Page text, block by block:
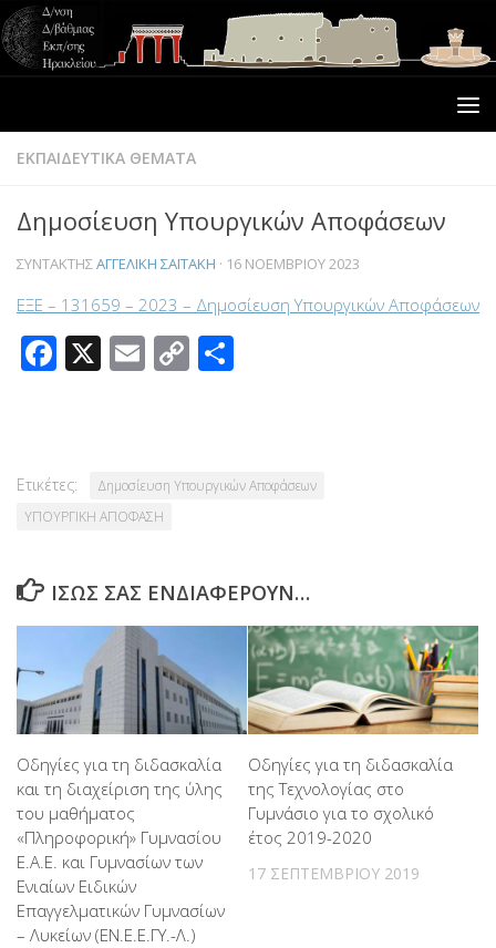
ΕΚΠΑΙΔΕΥΤΙΚΑ ΘΕΜΑΤΑ
Δημοσίευση Υπουργικών Αποφάσεων
ΣΥΝΤΆΚΤΗΣΑΓΓΕΛΙΚΉ ΣΑΪΤΆΚΗ · 16 ΝΟΕΜΒΡΊΟΥ 2023
ΕΞΕ – 131659 – 2023 – Δημοσίευση Υπουργικών Αποφάσεων
Facebook
X Email
Copy
Ετικέτες:
Δημοσίευση Υπουργικών Αποφάσεων
ΥΠΟΥΡΓΙΚΗ ΑΠΟΦΑΣΗ
ΊΣΩΣ ΣΑΣ ΕΝΔΙΑΦΈΡΟΥΝ…
Οδηγίες για τη διδασκαλία
και τη διαχείριση της ύλης
του μαθήματος
«Πληροφορική» Γυμνασίου
Ε.Α.Ε. και Γυμνασίων των
Ενιαίων Ειδικών
Επαγγελματικών Γυμνασίων
– Λυκείων (ΕΝ.Ε.Ε.ΓΥ.-Λ.)
Οδηγίες για τη διδασκαλία
της Τεχνολογίας στο
Γυμνάσιο για το σχολικό
έτος 2019-2020
17 ΣΕΠΤΕΜΒΡΊΟΥ 2019